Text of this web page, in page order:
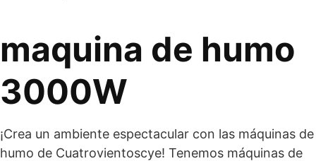
maquina de humo
3000W
¡Crea un ambiente espectacular con las máquinas de
humo de Cuatrovientoscye! Tenemos máquinas de